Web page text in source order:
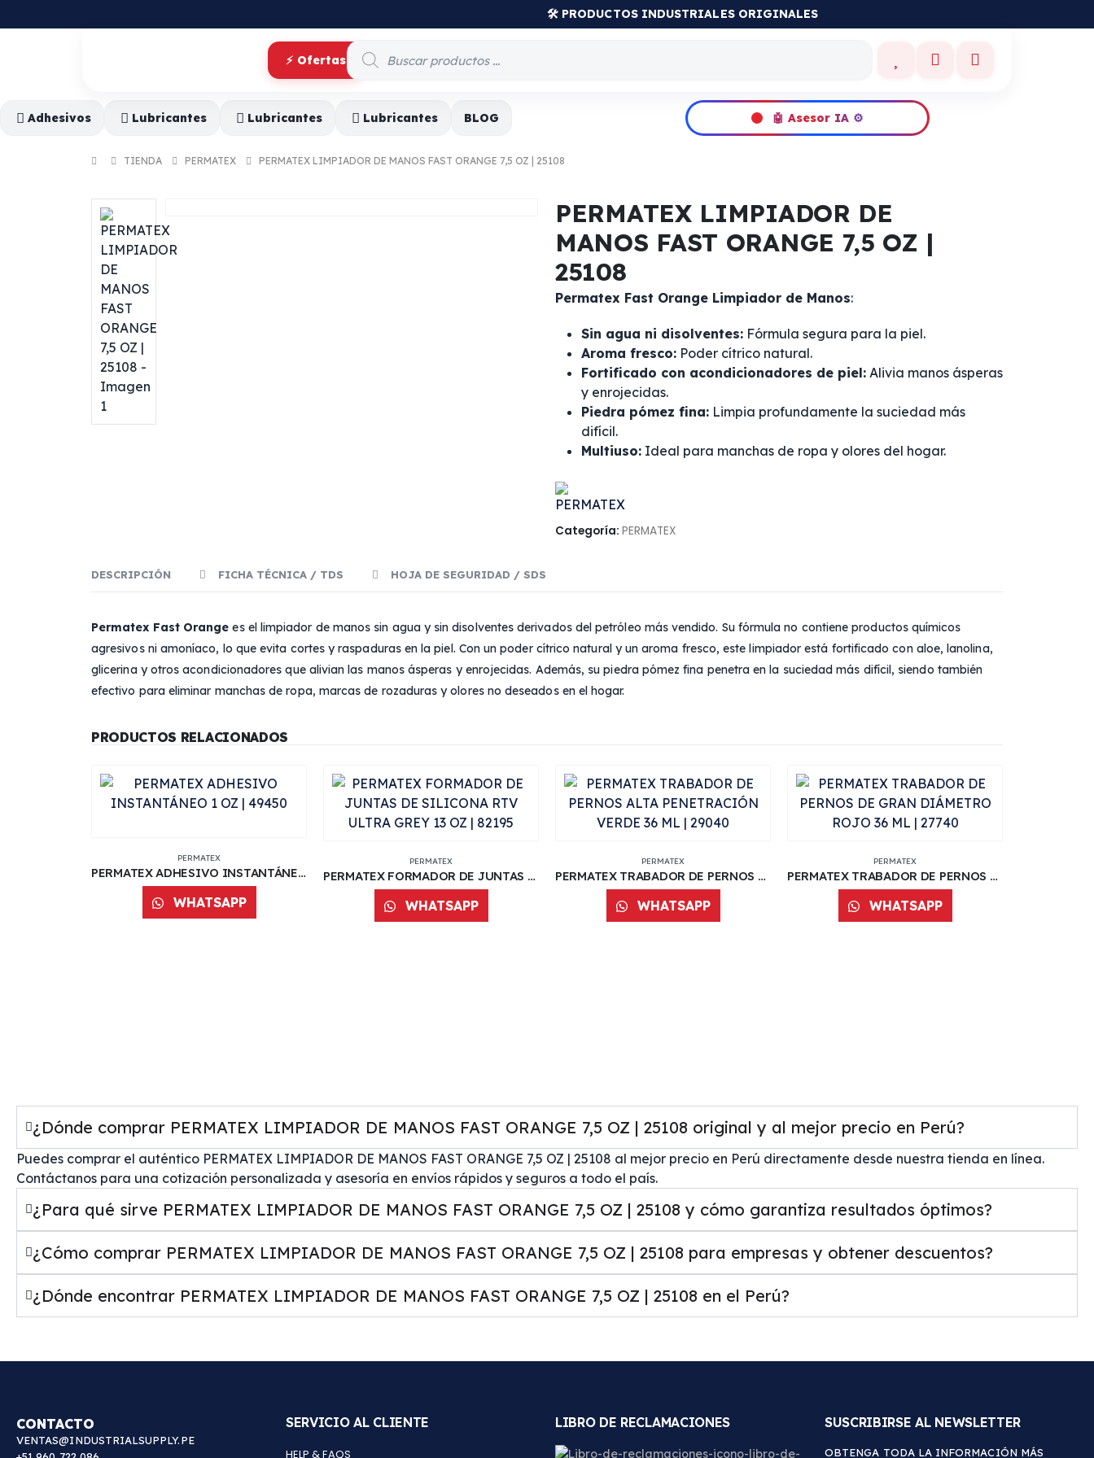
🛠️ PRODUCTOS INDUSTRIALES ORIGINALES
⚡ Ofertas
Adhesivos Lubricantes Lubricantes Lubricantes BLOG 🤖 Asesor IA ⚙️
TIENDA PERMATEX PERMATEX LIMPIADOR DE MANOS FAST ORANGE 7,5 OZ | 25108
PERMATEX LIMPIADOR DE
MANOS FAST ORANGE 7,5 OZ |
25108
Permatex Fast Orange Limpiador de Manos:
Sin agua ni disolventes: Fórmula segura para la piel.
Aroma fresco: Poder cítrico natural.
Fortificado con acondicionadores de piel: Alivia manos ásperas
y enrojecidas.
Piedra pómez fina: Limpia profundamente la suciedad más
difícil.
Multiuso: Ideal para manchas de ropa y olores del hogar.
Categoría: PERMATEX
DESCRIPCIÓN FICHA TÉCNICA / TDS HOJA DE SEGURIDAD / SDS
Permatex Fast Orange es el limpiador de manos sin agua y sin disolventes derivados del petróleo más vendido. Su fórmula no contiene productos químicos
agresivos ni amoníaco, lo que evita cortes y raspaduras en la piel. Con un poder cítrico natural y un aroma fresco, este limpiador está fortificado con aloe, lanolina,
glicerina y otros acondicionadores que alivian las manos ásperas y enrojecidas. Además, su piedra pómez fina penetra en la suciedad más difícil, siendo también
efectivo para eliminar manchas de ropa, marcas de rozaduras y olores no deseados en el hogar.
PRODUCTOS RELACIONADOS
PERMATEX
PERMATEX ADHESIVO INSTANTÁNEO 1 OZ | 49450
WHATSAPP
PERMATEX
PERMATEX FORMADOR DE JUNTAS DE SILICONA RTV ULTRA GREY 13 OZ | 82195
WHATSAPP
PERMATEX
PERMATEX TRABADOR DE PERNOS ALTA PENETRACIÓN VERDE 36 ML | 29040
WHATSAPP
PERMATEX
PERMATEX TRABADOR DE PERNOS DE GRAN DIÁMETRO ROJO 36 ML | 27740
WHATSAPP
¿Dónde comprar PERMATEX LIMPIADOR DE MANOS FAST ORANGE 7,5 OZ | 25108 original y al mejor precio en Perú?
Puedes comprar el auténtico PERMATEX LIMPIADOR DE MANOS FAST ORANGE 7,5 OZ | 25108 al mejor precio en Perú directamente desde nuestra tienda en línea.
Contáctanos para una cotización personalizada y asesoría en envíos rápidos y seguros a todo el país.
¿Para qué sirve PERMATEX LIMPIADOR DE MANOS FAST ORANGE 7,5 OZ | 25108 y cómo garantiza resultados óptimos?
¿Cómo comprar PERMATEX LIMPIADOR DE MANOS FAST ORANGE 7,5 OZ | 25108 para empresas y obtener descuentos?
¿Dónde encontrar PERMATEX LIMPIADOR DE MANOS FAST ORANGE 7,5 OZ | 25108 en el Perú?
CONTACTO
VENTAS@INDUSTRIALSUPPLY.PE
SERVICIO AL CLIENTE
HELP & FAQS
LIBRO DE RECLAMACIONES SUSCRIBIRSE AL NEWSLETTER
OBTENGA TODA LA INFORMACIÓN MÁS